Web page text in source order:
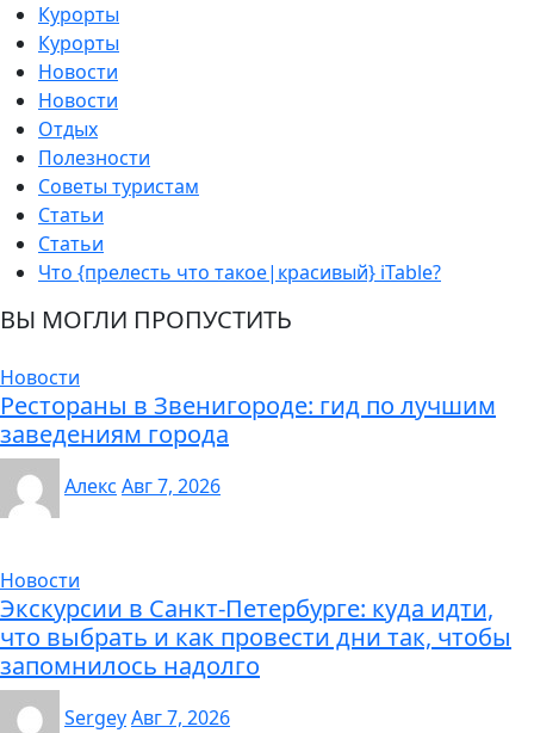
Курорты
Курорты
Новости
Новости
Отдых
Полезности
Советы туристам
Статьи
Статьи
Что {прелесть что такое|красивый} iTable?
ВЫ МОГЛИ ПРОПУСТИТЬ
Новости
Рестораны в Звенигороде: гид по лучшим
заведениям города
Алекс Авг 7, 2026
Новости
Экскурсии в Санкт-Петербурге: куда идти,
что выбрать и как провести дни так, чтобы
запомнилось надолго
SergeyАвг 7, 2026